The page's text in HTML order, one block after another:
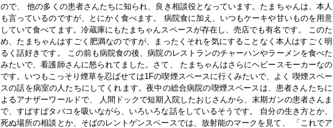
ので、 他の多くの患者さんたちに知られ、良き相談役となっています。たまちゃんは、本人
も言っているのですが、とにかく食べます。 病院食に加え、いつもケーキや甘いものを用意
していて食べてます。冷蔵庫にもたまちゃんスペースが存在し、売店でも有名です。 このた
め、たまちゃんはすごく肥満なのですが、まったくそれを気にすることなく本人はすごく明
るく話好きです。 この前も病院食の後、病院のレストランのチャーハンやラーメンを食べた
みたいで、看護師さんに怒られてました。さて、 たまちゃんはさらにヘビースモーカーなの
です。いつもこっそり煙草を忍ばせては1Fの喫煙スペースに行くみたいで、よく 喫煙スペー
スの話を病室の人たちにしてくれます。夜中の総合病院の喫煙スペースは、患者さんたちに
よるアナザーワールドで、 人間ドックで短期入院したおじさんから、末期ガンの患者さんま
で、すぱすぱタバコを吸いながら、いろいろな話をしているそうです。 自分の生き方とか、
死ぬ場所の相談とか、そばのレントゲンスペースでは、放射能のマークを見て、 「これでア